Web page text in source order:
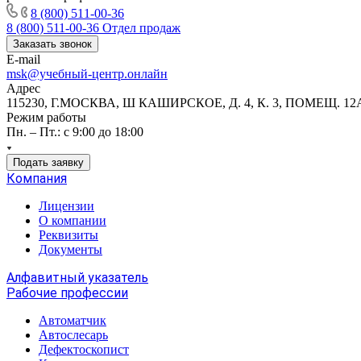
8 (800) 511-00-36
8 (800) 511-00-36 Отдел продаж
Заказать звонок
E-mail
msk@учебный-центр.онлайн
Адрес
115230, Г.МОСКВА, Ш КАШИРСКОЕ, Д. 4, К. 3, ПОМЕЩ.
Режим работы
Пн. – Пт.: с 9:00 до 18:00
Подать заявку
Компания
Лицензии
О компании
Реквизиты
Документы
Алфавитный указатель
Рабочие профессии
Автоматчик
Автослесарь
Дефектоскопист